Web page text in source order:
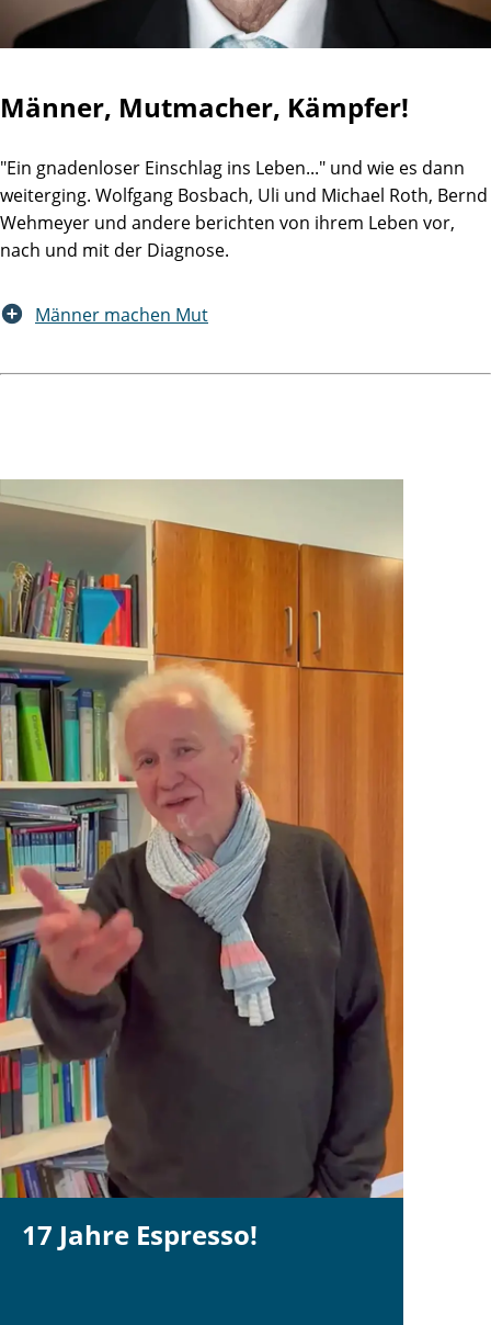
Männer, Mutmacher, Kämpfer!
"Ein gnadenloser Einschlag ins Leben..." und wie es dann
weiterging. Wolfgang Bosbach, Uli und Michael Roth, Bernd
Wehmeyer und andere berichten von ihrem Leben vor,
nach und mit der Diagnose.
Männer machen Mut
17 Jahre Espresso!